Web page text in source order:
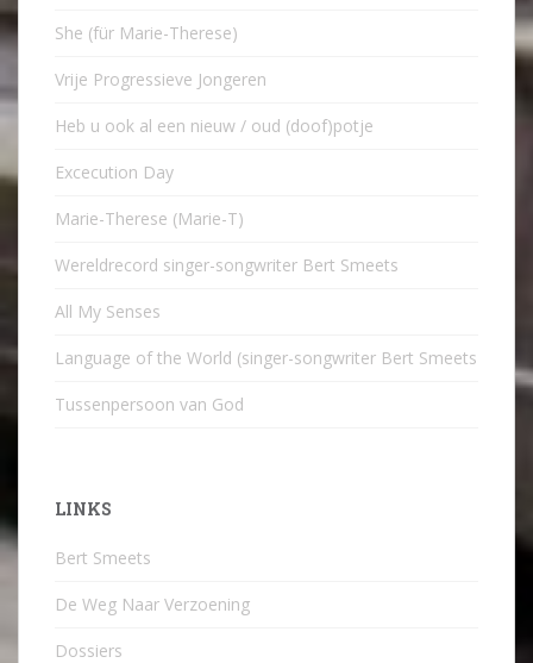
She (für Marie-Therese)
Vrije Progressieve Jongeren
Heb u ook al een nieuw / oud (doof)potje
Excecution Day
Marie-Therese (Marie-T)
Wereldrecord singer-songwriter Bert Smeets
All My Senses
Language of the World (singer-songwriter Bert Smeets
Tussenpersoon van God
LINKS
Bert Smeets
De Weg Naar Verzoening
Dossiers